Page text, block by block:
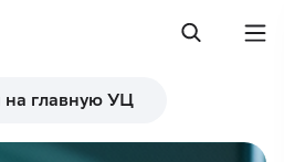
на главную УЦ